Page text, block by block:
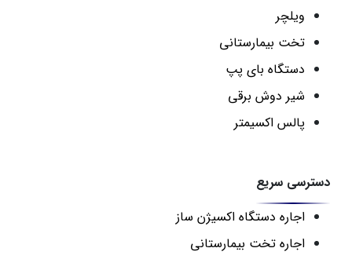
ویلچر
تخت بیمارستانی
دستگاه بای پپ
شیر دوش برقی
پالس اکسیمتر
دسترسی سریع
اجاره دستگاه اکسیژن ساز
اجاره تخت بیمارستانی